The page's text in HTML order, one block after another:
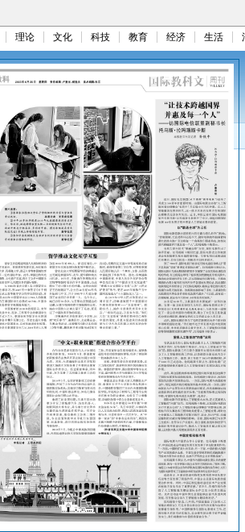
理论 文化 科技 教育 经济 生活